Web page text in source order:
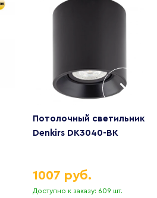
Потолочный светильник
Denkirs DK3040-BK
Доступно к заказу: 609 шт.
1007 руб.